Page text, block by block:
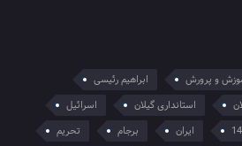
و پرورش
ابراهیم رئیسی
استانداری گیلان
اسرائیل
ایران برجام
تحریم